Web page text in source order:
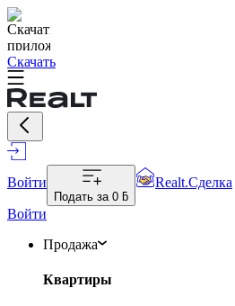
Скачать
Войти
Подать за 0 ƃ
Realt.Сделка
Войти
Продажа
Квартиры